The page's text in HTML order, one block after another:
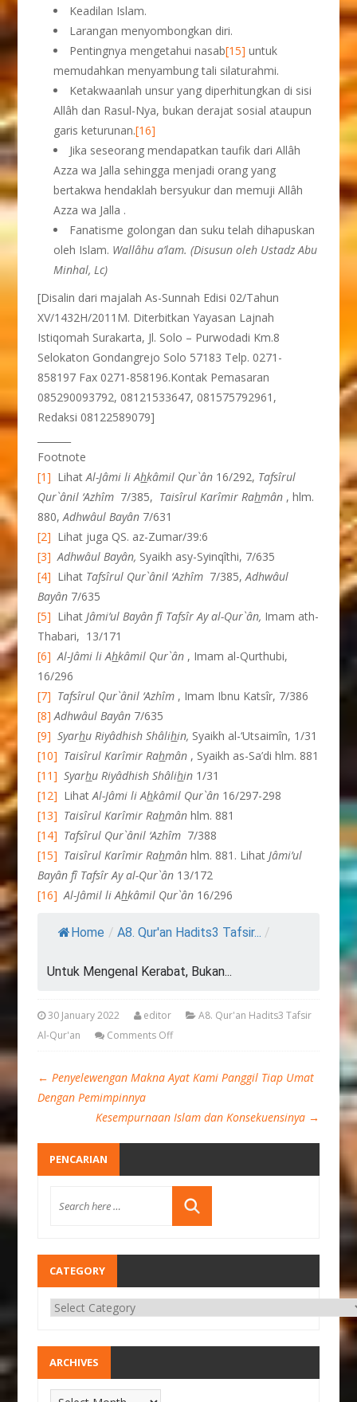
Keadilan Islam.
Larangan menyombongkan diri.
Pentingnya mengetahui nasab[15] untuk
memudahkan menyambung tali silaturahmi.
Ketakwaanlah unsur yang diperhitungkan di sisi
Allâh dan Rasul-Nya, bukan derajat sosial ataupun
garis keturunan.[16]
Jika seseorang mendapatkan taufik dari Allâh
Azza wa Jalla sehingga menjadi orang yang
bertakwa hendaklah bersyukur dan memuji Allâh
Azza wa Jalla .
Fanatisme golongan dan suku telah dihapuskan
oleh Islam. Wallâhu a’lam. (Disusun oleh Ustadz Abu
Minhal, Lc)
[Disalin dari majalah As-Sunnah Edisi 02/Tahun
XV/1432H/2011M. Diterbitkan Yayasan Lajnah
Istiqomah Surakarta, Jl. Solo – Purwodadi Km.8
Selokaton Gondangrejo Solo 57183 Telp. 0271-
858197 Fax 0271-858196.Kontak Pemasaran
085290093792, 08121533647, 081575792961,
Redaksi 08122589079]
Footnote
[1] LihatAl-Jâmi li Ahkâmil Qur`ân 16/292, Tafsîrul
Qur`ânil ‘Azhîm 7/385, Taisîrul Karîmir Rahmân , hlm.
880,Adhwâul Bayân 7/631
[2] Lihat juga QS. az-Zumar/39:6
[3] Adhwâul Bayân, Syaikh asy-Syinqîthi, 7/635
[4] Lihat Tafsîrul Qur`ânil ‘Azhîm 7/385,Adhwâul
Bayân 7/635
[5] LihatJâmi’ul Bayân fî Tafsîr Ay al-Qur`ân, Imam ath-
Thabari, 13/171
[6] Al-Jâmi li Ahkâmil Qur`ân , Imam al-Qurthubi,
16/296
[7] Tafsîrul Qur`ânil ‘Azhîm , Imam Ibnu Katsîr, 7/386
[8] Adhwâul Bayân 7/635
[9] Syarhu Riyâdhish Shâlihin, Syaikh al-‘Utsaimîn, 1/31
[10] Taisîrul Karîmir Rahmân , Syaikh as-Sa’di hlm. 881
[11] Syarhu Riyâdhish Shâlihin 1/31
[12] LihatAl-Jâmi li Ahkâmil Qur`ân 16/297-298
[13] Taisîrul Karîmir Rahmân hlm. 881
[14] Tafsîrul Qur`ânil ‘Azhîm 7/388
[15] Taisîrul Karîmir Rahmân hlm. 881. LihatJâmi’ul
Bayân fî Tafsîr Ay al-Qur`ân 13/172
[16] Al-Jâmil li Ahkâmil Qur`ân 16/296
Home / A8. Qur'an Hadits3 Tafsir... /
Untuk Mengenal Kerabat, Bukan...
30 January 2022 editor
A8. Qur'an Hadits3 Tafsir
Al-Qur'an
Comments Off
← Penyelewengan Makna Ayat Kami Panggil Tiap Umat
Dengan Pemimpinnya
Kesempurnaan Islam dan Konsekuensinya →
PENCARIAN
CATEGORY
ARCHIVES